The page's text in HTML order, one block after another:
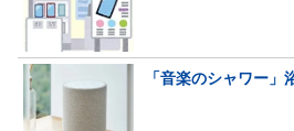
「音楽のシャワー」